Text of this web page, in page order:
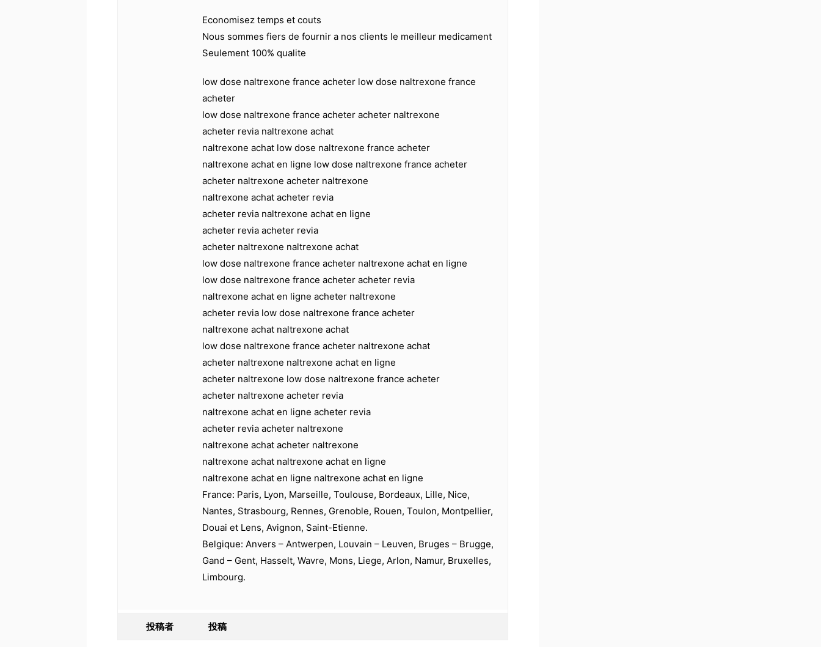
Economisez temps et couts
Nous sommes fiers de fournir a nos clients le meilleur medicament
Seulement 100% qualite
low dose naltrexone france acheter low dose naltrexone france
acheter
low dose naltrexone france acheter acheter naltrexone
acheter revia naltrexone achat
naltrexone achat low dose naltrexone france acheter
naltrexone achat en ligne low dose naltrexone france acheter
acheter naltrexone acheter naltrexone
naltrexone achat acheter revia
acheter revia naltrexone achat en ligne
acheter revia acheter revia
acheter naltrexone naltrexone achat
low dose naltrexone france acheter naltrexone achat en ligne
low dose naltrexone france acheter acheter revia
naltrexone achat en ligne acheter naltrexone
acheter revia low dose naltrexone france acheter
naltrexone achat naltrexone achat
low dose naltrexone france acheter naltrexone achat
acheter naltrexone naltrexone achat en ligne
acheter naltrexone low dose naltrexone france acheter
acheter naltrexone acheter revia
naltrexone achat en ligne acheter revia
acheter revia acheter naltrexone
naltrexone achat acheter naltrexone
naltrexone achat naltrexone achat en ligne
naltrexone achat en ligne naltrexone achat en ligne
France: Paris, Lyon, Marseille, Toulouse, Bordeaux, Lille, Nice,
Nantes, Strasbourg, Rennes, Grenoble, Rouen, Toulon, Montpellier,
Douai et Lens, Avignon, Saint-Etienne.
Belgique: Anvers – Antwerpen, Louvain – Leuven, Bruges – Brugge,
Gand – Gent, Hasselt, Wavre, Mons, Liege, Arlon, Namur, Bruxelles,
Limbourg.
投稿者 投稿